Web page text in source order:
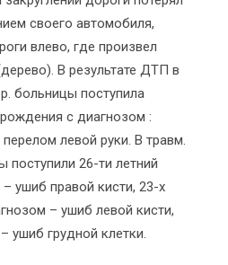
своего автомобиля,
влево, где произвел
В результате ДТП в
больницы поступила
с диагнозом :
левой руки. В травм.
поступили 26-ти летний
ушиб правой кисти, 23-х
– ушиб левой кисти,
ушиб грудной клетки.